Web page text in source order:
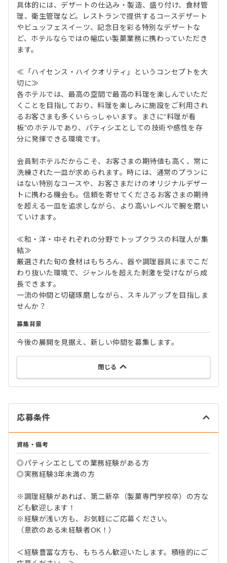
具体的には、デザートの仕込み・製造、盛り付け、食材管
理、衛生管理など。レストランで提供するコースデザート
やビュッフェスイーツ、記念日を彩る特別なデザートな
ど、ホテルならではの幅広い製菓業務に携わっていただき
ます。
≪「ハイセンス・ハイクオリティ」というコンセプトを大
切に≫
各ホテルでは、最高の空間で最高の料理を楽しんでいただ
くことを目指しており、料理を楽しみに施設をご利用され
るお客さまも多くいらっしゃいます。まさに“料理が看
板”のホテルであり、パティシエとしての技術や感性を存
分に発揮できる環境です。
会員制ホテルだからこそ、お客さまの期待値も高く、常に
洗練された一皿が求められます。時には、通常のプランに
はない特別なコースや、お客さまだけのオリジナルデザー
トに携わる機会も。信頼を寄せてくださるお客さまの期待
を超える一皿を追求しながら、より高いレベルで腕を磨い
ていけます。
≪和・洋・中それぞれの分野でトップクラスの料理人が集
結≫
厳選された旬の食材はもちろん、器や調理器具にまでこだ
わり抜いた環境で、ジャンルを超えた刺激を受けながら成
長できます。
一流の仲間と切磋琢磨しながら、スキルアップを目指しま
せんか？
募集背景
今後の展開を見据え、新しい仲間を募集します。
閉じる
応募条件
資格・備考
◎パティシエとしての業務経験がある方
◎実務経験3年未満の方
※調理経験があれば、第二新卒（製菓専門学校卒）の方な
ども歓迎します！
※経験が浅い方も、お気軽にご応募ください。
（意欲のある未経験者OK！）
＜経験豊富な方も、もちろん歓迎いたします。積極的にご